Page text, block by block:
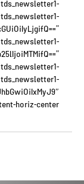
horiz-center”]